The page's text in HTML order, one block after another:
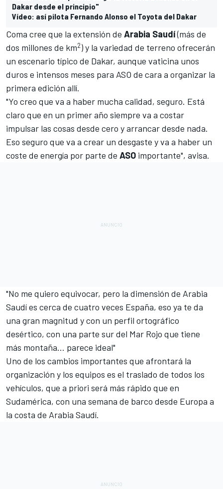
Dakar desde el principio"
Vídeo: así pilota Fernando Alonso el Toyota del Dakar
Coma cree que la extensión de Arabia Saudí(más de
dos millones de km2) y la variedad de terreno ofrecerán
un escenario típico de Dakar, aunque vaticina unos
duros e intensos meses para ASO de cara a organizar la
primera edición allí.
"Yo creo que va a haber mucha calidad, seguro. Está
claro que en un primer año siempre va a costar
impulsar las cosas desde cero y arrancar desde nada.
Eso seguro que va a crear un desgaste y va a haber un
coste de energía por parte de ASO importante", avisa.
"No me quiero equivocar, pero la dimensión de Arabia
Saudí es cerca de cuatro veces España, eso ya te da
una gran magnitud y con un perfil ortográfico
desértico, con una parte sur del Mar Rojo que tiene
más montaña... parece ideal"
Uno de los cambios importantes que afrontará la
organización y los equipos es el traslado de todos los
vehículos, que a priori será más rápido que en
Sudamérica, con una semana de barco desde Europa a
la costa de Arabia Saudí.